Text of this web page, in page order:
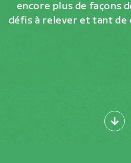
encore plus de façons
défis à relever et tant de